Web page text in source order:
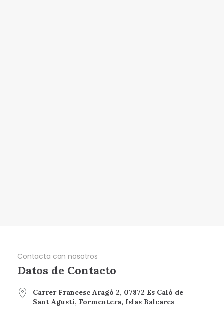
Contacta con nosotros
Datos de Contacto
Carrer Francesc Aragó 2, 07872 Es Caló de
Sant Agustí, Formentera, Islas Baleares